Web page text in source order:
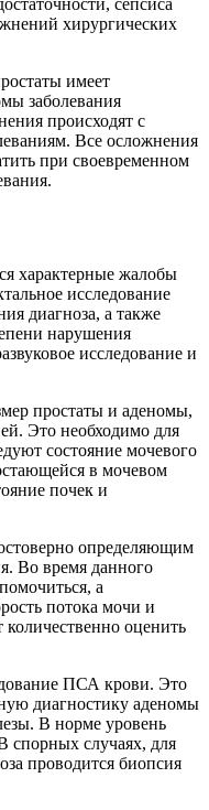
сепсиса
хирургических
имеет
заболевания
происходят с
Все осложнения
при своевременном
характерные жалобы
исследование
диагноза, а также
нарушения
исследование и
простаты и аденомы,
Это необходимо для
состояние мочевого
в мочевом
почек и
определяющим
Во время данного
а
потока мочи и
количественно оценить
ПСА крови. Это
диагностику аденомы
В норме уровень
случаях, для
проводится биопсия